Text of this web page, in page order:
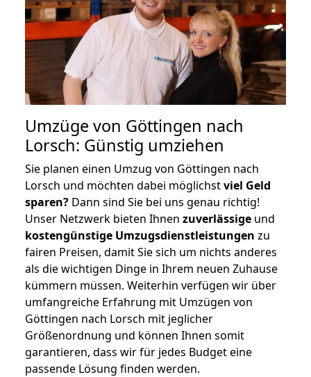
Umzüge von Göttingen nach
Lorsch: Günstig umziehen
Sie planen einen Umzug von Göttingen nach
Lorsch und möchten dabei möglichstviel Geld
sparen? Dann sind Sie bei uns genau richtig!
Unser Netzwerk bieten Ihnen zuverlässige und
kostengünstige Umzugsdienstleistungen zu
fairen Preisen, damit Sie sich um nichts anderes
als die wichtigen Dinge in Ihrem neuen Zuhause
kümmern müssen. Weiterhin verfügen wir über
umfangreiche Erfahrung mit Umzügen von
Göttingen nach Lorsch mit jeglicher
Größenordnung und können Ihnen somit
garantieren, dass wir für jedes Budget eine
passende Lösung finden werden.